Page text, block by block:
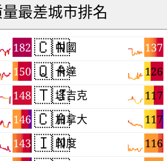
最差城市排名
182
150
148
146
143
🇨🇳 137
中國
🇶🇦 126
卡達
🇹🇯 117
塔吉克
🇨🇦 117
加拿大
🇮🇳 116
印度